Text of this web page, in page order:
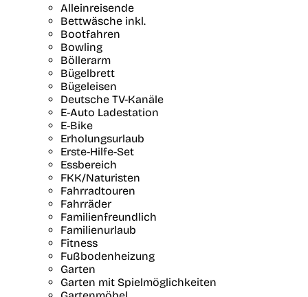
Alleinreisende
Bettwäsche inkl.
Bootfahren
Bowling
Böllerarm
Bügelbrett
Bügeleisen
Deutsche TV-Kanäle
E-Auto Ladestation
E-Bike
Erholungsurlaub
Erste-Hilfe-Set
Essbereich
FKK/Naturisten
Fahrradtouren
Fahrräder
Familienfreundlich
Familienurlaub
Fitness
Fußbodenheizung
Garten
Garten mit Spielmöglichkeiten